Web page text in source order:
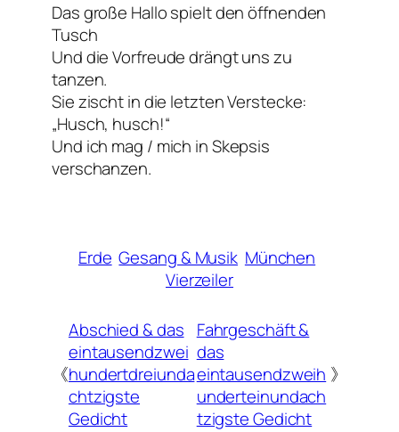
Das große Hallo spielt den öffnenden
Tusch
Und die Vorfreude drängt uns zu
tanzen.
Sie zischt in die letzten Verstecke:
„Husch, husch!“
Und ich mag / mich in Skepsis
verschanzen.
Erde Gesang & Musik München
Vierzeiler
《
Abschied & das
eintausendzwei
hundertdreiunda
chtzigste
Gedicht
Fahrgeschäft &
das
eintausendzweih
underteinundach
tzigste Gedicht
》